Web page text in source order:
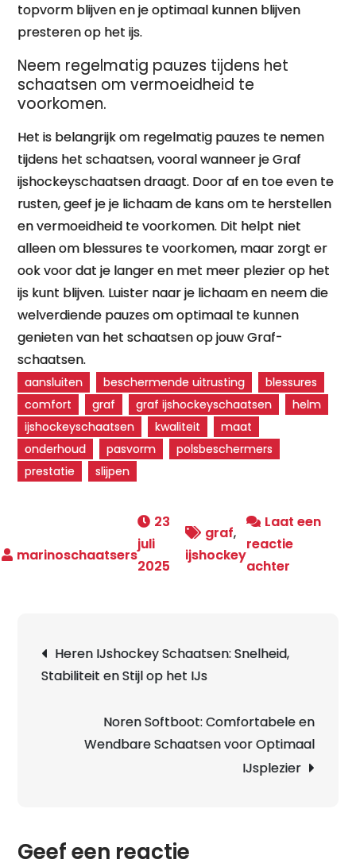
topvorm blijven en je optimaal kunnen blijven
presteren op het ijs.
Neem regelmatig pauzes tijdens het
schaatsen om vermoeidheid te
voorkomen.
Het is belangrijk om regelmatig pauzes te nemen
tijdens het schaatsen, vooral wanneer je Graf
ijshockeyschaatsen draagt. Door af en toe even te
rusten, geef je je lichaam de kans om te herstellen
en vermoeidheid te voorkomen. Dit helpt niet
alleen om blessures te voorkomen, maar zorgt er
ook voor dat je langer en met meer plezier op het
ijs kunt blijven. Luister naar je lichaam en neem die
welverdiende pauzes om optimaal te kunnen
genieten van het schaatsen op jouw Graf-
schaatsen.
aansluiten beschermende uitrusting
blessures
comfort
graf graf ijshockeyschaatsen
helm
ijshockeyschaatsen
kwaliteit
maat
onderhoud
pasvorm
polsbeschermers
prestatie
slijpen
23
juli
2025
graf,
ijshockey
Laat een
reactie
achter
voor
Optimaal
Heren IJshockey Schaatsen: Snelheid,
Stabiliteit en Stijl op het IJs
Noren Softboot: Comfortabele en
Wendbare Schaatsen voor Optimaal
IJsplezier
Geef een reactie